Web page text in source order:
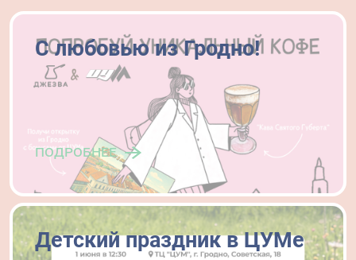
С любовью из Гродно!
подробнее
Детский праздник в ЦУМе